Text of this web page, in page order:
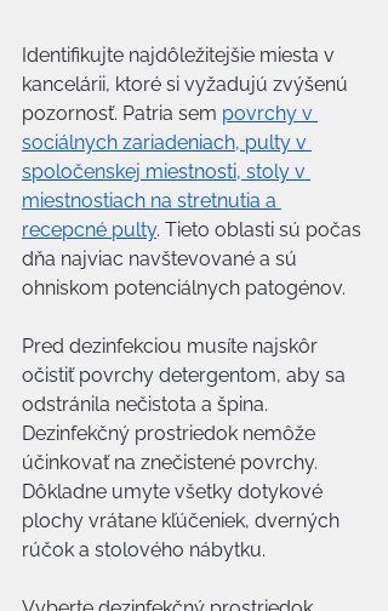
Identifikujte najdôležitejšie miesta v
kancelárii, ktoré si vyžadujú zvýšenú
pozornosť. Patria sem povrchy v
sociálnych zariadeniach, pulty v
spoločenskej miestnosti, stoly v
miestnostiach na stretnutia a
recepcné pulty. Tieto oblasti sú počas
dňa najviac navštevované a sú
ohniskom potenciálnych patogénov.
Pred dezinfekciou musíte najskôr
očistiť povrchy detergentom, aby sa
odstránila nečistota a špina.
Dezinfekčný prostriedok nemôže
účinkovať na znečistené povrchy.
Dôkladne umyte všetky dotykové
plochy vrátane kľúčeniek, dverných
rúčok a stolového nábytku.